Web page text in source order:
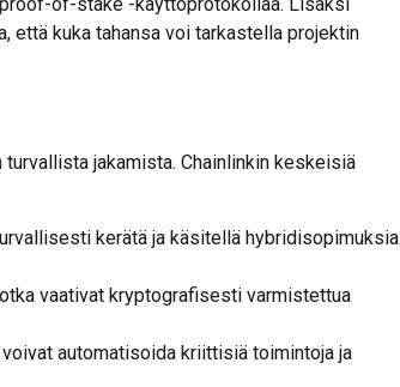
että kuka tahansa voi tarkastella projektin
jakamista. Chainlinkin keskeisiä
kerätä ja käsitellä hybridisopimuksia
vaativat kryptografisesti varmistettua
automatisoida kriittisiä toimintoja ja